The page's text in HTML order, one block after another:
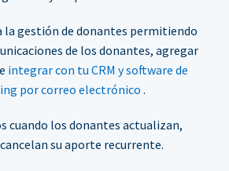
gestión de donantes permitiendo
de los donantes, agregar
integrar con tu CRM y software de
por correo electrónico .
cuando los donantes actualizan,
su aporte recurrente.